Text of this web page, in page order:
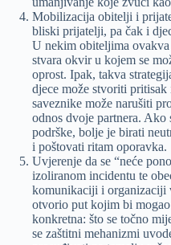
Mobilizacija obitelji i
bliski prijatelji, pa čak i
U nekim obiteljima ovakva
stvara okvir u kojem se
oprost. Ipak, takva
djece može stvoriti pritisak
saveznike može narušiti
odnos dvoje partnera. Ako
podrške, bolje je birati
i poštovati ritam oporavka.
Uvjerenje da se “neće
izoliranom incidentu te
komunikaciji i organizaciji
otvorio put kojim bi
konkretna: što se točno
se zaštitni mehanizmi